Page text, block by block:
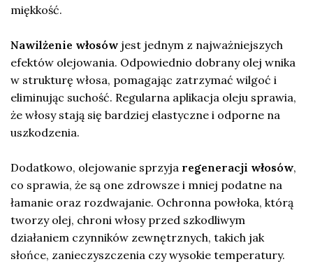
miękkość.
Nawilżenie włosów jest jednym z najważniejszych
efektów olejowania. Odpowiednio dobrany olej wnika
w strukturę włosa, pomagając zatrzymać wilgoć i
eliminując suchość. Regularna aplikacja oleju sprawia,
że włosy stają się bardziej elastyczne i odporne na
uszkodzenia.
Dodatkowo, olejowanie sprzyja regeneracji włosów,
co sprawia, że są one zdrowsze i mniej podatne na
łamanie oraz rozdwajanie. Ochronna powłoka, którą
tworzy olej, chroni włosy przed szkodliwym
działaniem czynników zewnętrznych, takich jak
słońce, zanieczyszczenia czy wysokie temperatury.